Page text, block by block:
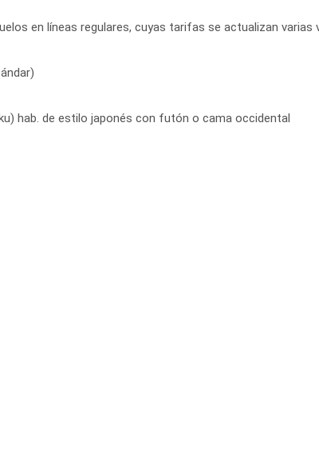
en líneas regulares, cuyas tarifas se actualizan varias
hab. de estilo japonés con futón o cama occidental